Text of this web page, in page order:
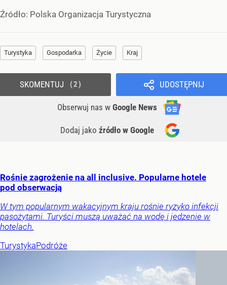
Źródło: Polska Organizacja Turystyczna
Turystyka Gospodarka Życie Kraj
UDOSTĘPNIJ
Obserwuj nas w Google News
Dodaj jako źródło w Google
SKOMENTUJ 2
Rośnie zagrożenie na all inclusive. Popularne hotele
pod obserwacją
W tym popularnym wakacyjnym kraju rośnie ryzyko infekcji
pasożytami. Turyści muszą uważać na wodę i jedzenie w
hotelach.
TurystykaPodróże